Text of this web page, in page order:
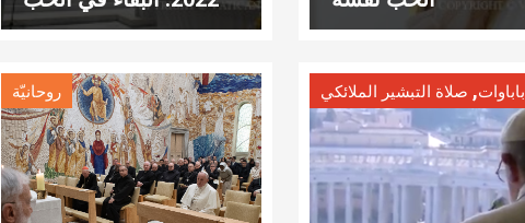
روحانيّة باباوات, صلاة التبشير الملائكي